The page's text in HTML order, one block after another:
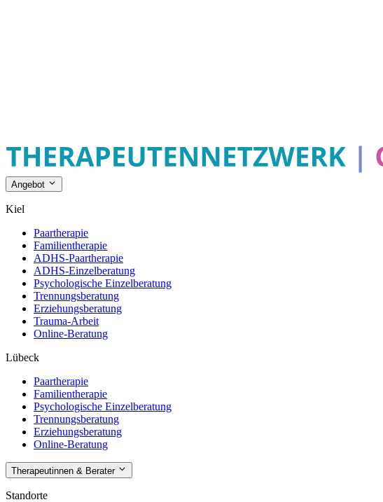
Angebot
Kiel
Paartherapie
Familientherapie
ADHS-Paartherapie
ADHS-Einzelberatung
Psychologische Einzelberatung
Trennungsberatung
Erziehungsberatung
Trauma-Arbeit
Online-Beratung
Lübeck
Paartherapie
Familientherapie
Psychologische Einzelberatung
Trennungsberatung
Erziehungsberatung
Online-Beratung
Therapeutinnen & Berater
Standorte